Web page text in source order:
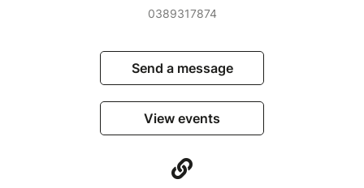
0389317874
Send a message
View events